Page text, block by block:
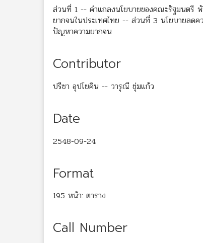
ส่วนที่ 1 -- คำแถลงนโยบายของคณะรัฐมนต
ยากจนในประเทศไทย -- ส่วนที่ 3 นโยบายลด
ปัญหาความยากจน
Contributor
ปรีชา อุปโยคิน -- วารุณี ชุ่มแก้ว
Date
2548-09-24
Format
195 หน้า: ตาราง
Call Number